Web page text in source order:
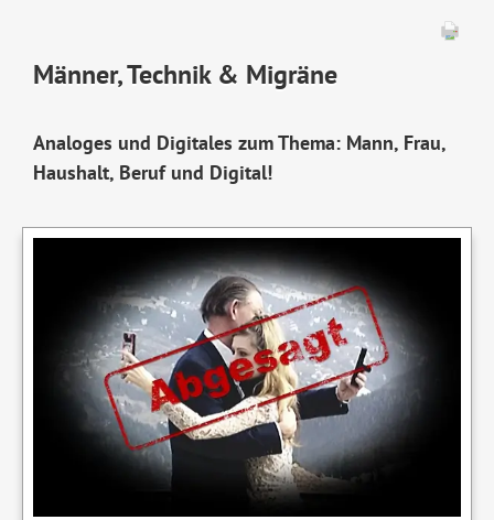
Männer, Technik & Migräne
Analoges und Digitales zum Thema: Mann, Frau,
Haushalt, Beruf und Digital!